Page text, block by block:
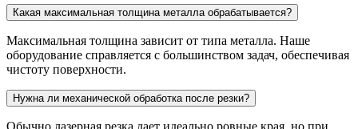
Какая максимальная толщина металла обрабатывается?
Максимальная толщина зависит от типа металла. Наше
оборудование справляется с большинством задач, обеспечивая
чистоту поверхности.
Нужна ли механической обработка после резки?